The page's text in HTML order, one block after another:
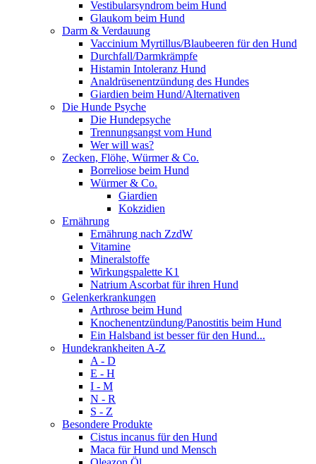
Vestibularsyndrom beim Hund
Glaukom beim Hund
Darm & Verdauung
Vaccinium Myrtillus/Blaubeeren für den Hund
Durchfall/Darmkrämpfe
Histamin Intoleranz Hund
Analdrüsenentzündung des Hundes
Giardien beim Hund/Alternativen
Die Hunde Psyche
Die Hundepsyche
Trennungsangst vom Hund
Wer will was?
Zecken, Flöhe, Würmer & Co.
Borreliose beim Hund
Würmer & Co.
Giardien
Kokzidien
Ernährung
Ernährung nach ZzdW
Vitamine
Mineralstoffe
Wirkungspalette K1
Natrium Ascorbat für ihren Hund
Gelenkerkrankungen
Arthrose beim Hund
Knochenentzündung/Panostitis beim Hund
Ein Halsband ist besser für den Hund...
Hundekrankheiten A-Z
A - D
E - H
I - M
N - R
S - Z
Besondere Produkte
Cistus incanus für den Hund
Maca für Hund und Mensch